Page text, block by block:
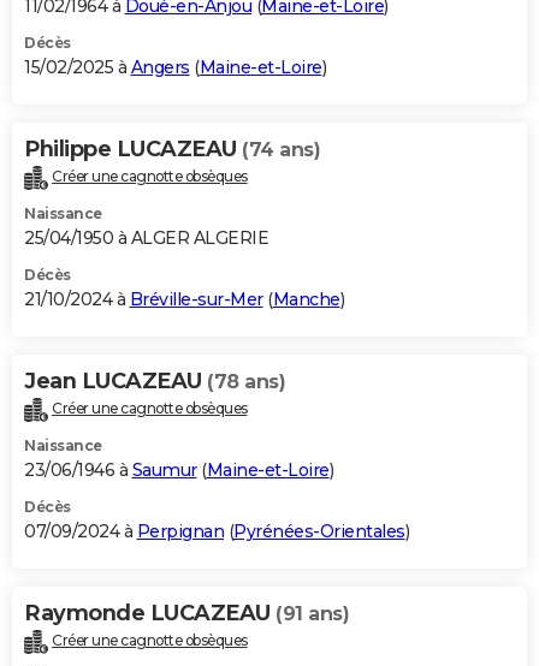
11/02/1964 à Doué-en-Anjou (Maine-et-Loire)
Décès
15/02/2025 à Angers (Maine-et-Loire)
Philippe LUCAZEAU (74 ans)
Créer une cagnotte obsèques
Naissance
25/04/1950 à ALGER ALGERIE
Décès
21/10/2024 à Bréville-sur-Mer(Manche)
Jean LUCAZEAU (78 ans)
Créer une cagnotte obsèques
Naissance
23/06/1946 à Saumur(Maine-et-Loire)
Décès
07/09/2024 à Perpignan (Pyrénées-Orientales)
Raymonde LUCAZEAU (91 ans)
Créer une cagnotte obsèques